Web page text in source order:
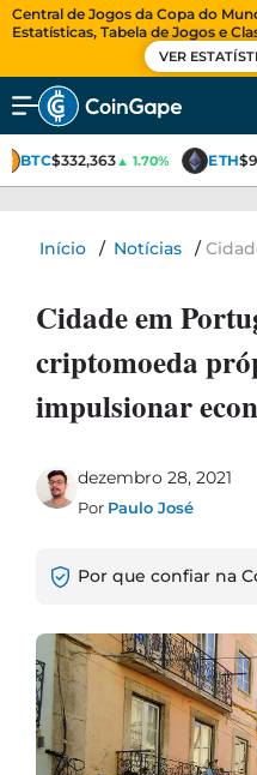
Central de Jogos da Copa do
Estatísticas, Tabela de Jogos e
VER
BTC$332,363▲ 1.70% ETH
Início / Notícias /
Cidade em
criptomoeda
impulsionar
dezembro 28, 2021
Por Paulo José
Por que confiar na